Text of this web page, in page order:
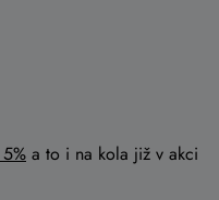
a to i na kola již v akci